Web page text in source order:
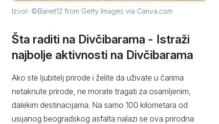
Izvor: ©Banet12 from Getty Images via Canva.com
Šta raditi na Divčibarama - Istraži
najbolje aktivnosti na Divčibarama
Ako ste ljubitelj prirode i želite da uživate u čarima
netaknute prirode, ne morate tragati za osamljenim,
dalekim destinacijama. Na samo 100 kilometara od
usijanog beogradskog asfalta nalazi se ova prirodna